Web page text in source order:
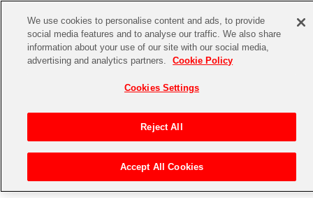
CHANNEL STORE EVENT
アイドルマスターシリーズ
アイドルマスター
イベントグッズ
トイ・ホビー
> THE IDOLM@STER SHINY COLORS 6.5th Anniversary LIVE“Chapter 283”
We use cookies to personalise content and ads, to provide
social media features and to analyse our traffic. We also share
information about your use of our site with our social media,
advertising and analytics partners.
Cookie Policy
Cookies Settings
Reject All
Accept All Cookies